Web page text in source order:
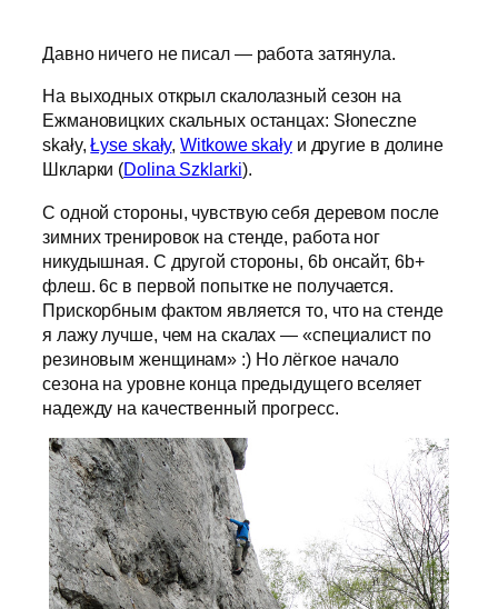
Давно ничего не писал — работа затянула.
На выходных открыл скалолазный сезон на
Ежмановицких скальных останцах: Słoneczne
skały,Łyse skały,Witkowe skałyи другие в долине
Шкларки (Dolina Szklarki).
С одной стороны, чувствую себя деревом после
зимних тренировок на стенде, работа ног
никудышная. С другой стороны, 6b онсайт, 6b+
флеш. 6с в первой попытке не получается.
Прискорбным фактом является то, что на стенде
я лажу лучше, чем на скалах — «специалист по
резиновым женщинам» :) Но лёгкое начало
сезона на уровне конца предыдущего вселяет
надежду на качественный прогресс.